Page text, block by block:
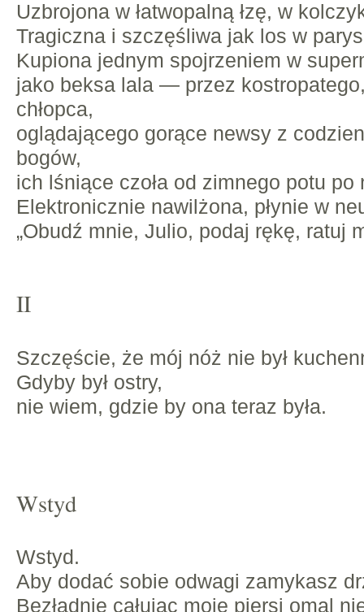
Uzbrojona w łatwopalną łzę, w
Tragiczna i szczęśliwa jak los w
Kupiona jednym spojrzeniem w
jako beksa lala — przez
chłopca,
oglądającego gorące newsy z
bogów,
ich lśniące czoła od zimnego potu
Elektronicznie nawilżona, płynie w
„Obudź mnie, Julio, podaj rękę, ratuj
II
Szczęście, że mój nóż nie był
Gdyby był ostry,
nie wiem, gdzie by ona teraz była.
Wstyd
Wstyd.
Aby dodać sobie odwagi zamykasz
Bezładnie całując moje piersi omal